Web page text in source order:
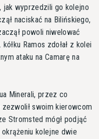
jak wyprzedzili go kolejno
naciskać na Bilińskiego,
powoli niwelować
Ramos zdołał z kolei
ataku na Camarę na
Minerali, przez co
swoim kierowcom
Stromsted mógł podjąć
kolejne dwie